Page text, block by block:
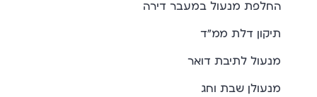
החלפת מנעול במעבר דירה
תיקון דלת ממ"ד
מנעול לתיבת דואר
מנעולן שבת וחג